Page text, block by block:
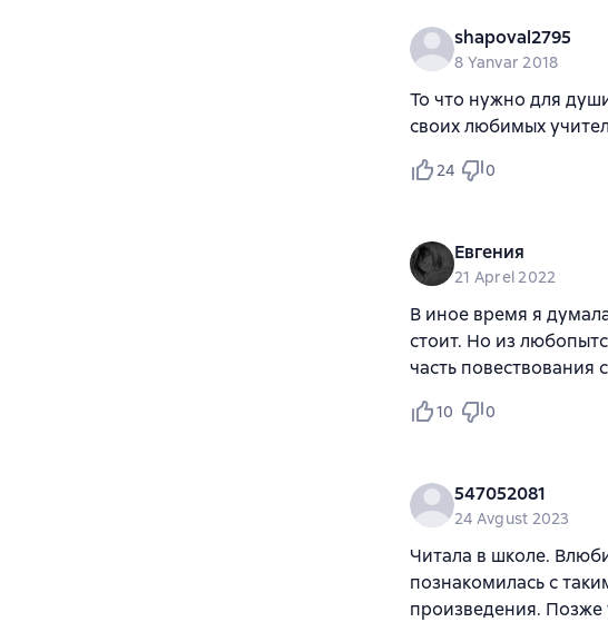
shapoval2795
8 Yanvar 2018
То что нужно для
своих любимых
24 0
Евгения
21 Aprel 2022
В иное время я
стоит. Но из
часть
10 0
547052081
24 Avgust 2023
Читала в школе.
познакомилась с
произведения. Позже